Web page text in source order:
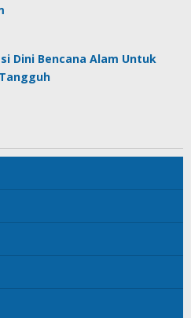
Dini Bencana Alam Untuk